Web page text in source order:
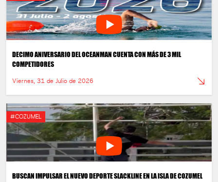
DECIMO ANIVERSARIO DEL OCEANMAN CUENTA CON MÁS DE 3 MIL
COMPETIDORES
Viernes, 31 de Julio de 2026
#COZUMEL
BUSCAN IMPULSAR EL NUEVO DEPORTE SLACKLINE EN LA ISLA DE COZUMEL